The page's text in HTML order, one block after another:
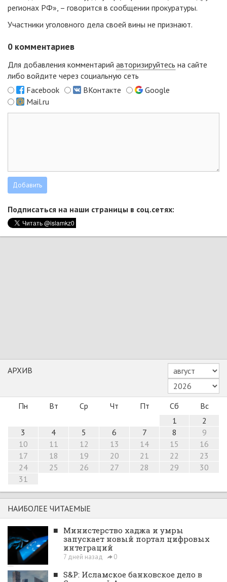
регионах РФ», – говорится в сообщении прокуратуры.
Участники уголовного дела своей вины не признают.
0 комментариев
Для добавления комментарий авторизируйтесь на сайте
либо войдите через социальную сеть
Facebook
ВКонтакте
Google
Mail.ru
Подписаться на наши страницы в соц.сетях:
АРХИВ
Пн Вт Ср Чт Пт Сб
Вс
1
2
3
4 5 6 7 8
9
10
11 12 13 14 15
16
17
18 19 20 21 22
23
24
25 26 27 28 29
30
31
НАИБОЛЕЕ ЧИТАЕМЫЕ
■ Министерство хаджа и умры
запускает новый портал цифровых
интеграций
7 дней назад 0
■ S&P: Исламское банковское дело в